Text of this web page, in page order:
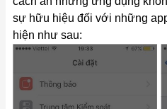
sự hữu hiệu đối với những
hiện như sau: